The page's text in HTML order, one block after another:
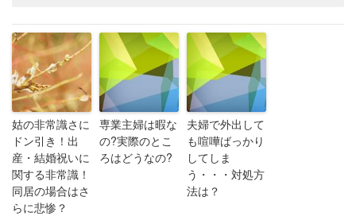
姑の非常識さに
ドン引き！出
産・結婚祝いに
関する非常識！
同居の場合はさ
らに悲惨？
専業主婦は暇な
の?実際のとこ
ろはどうなの?
夫婦で外出して
も喧嘩ばっかり
してしま
う・・・対処方
法は？